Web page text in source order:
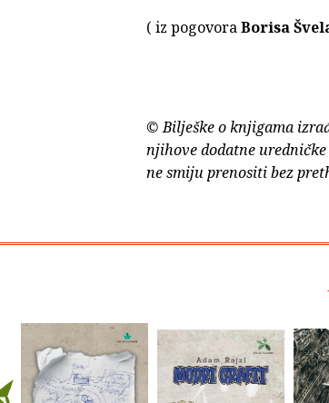
( iz pogovoraBorisa
© Bilješke o knjigama
njihove dodatne
ne smiju prenositi bez